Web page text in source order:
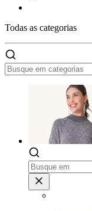
Todas as categorias